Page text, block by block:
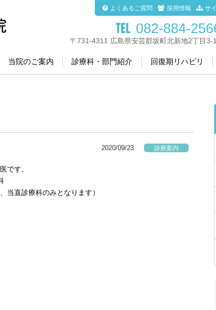
よくあるご質問 採用情報 サ
082-884-
〒731-4311 広島県安芸郡坂町北新地2丁目3-
当院のご案内 診療科・部門紹介 回復期リハビリ
2020/09/23 診療案内
です。
直診療科のみとなります）